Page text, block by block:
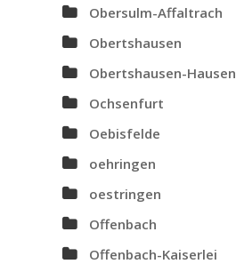
Obersulm-Affaltrach
Obertshausen
Obertshausen-Hausen
Ochsenfurt
Oebisfelde
oehringen
oestringen
Offenbach
Offenbach-Kaiserlei